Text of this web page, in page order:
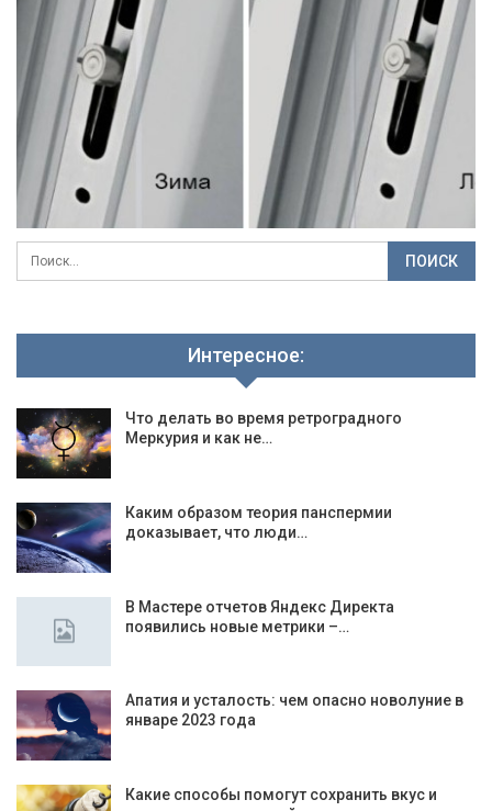
Интересное:
Что делать во время ретроградного
Меркурия и как не…
Каким образом теория панспермии
доказывает, что люди…
В Мастере отчетов Яндекс Директа
появились новые метрики –…
Апатия и усталость: чем опасно новолуние в
январе 2023 года
Какие способы помогут сохранить вкус и